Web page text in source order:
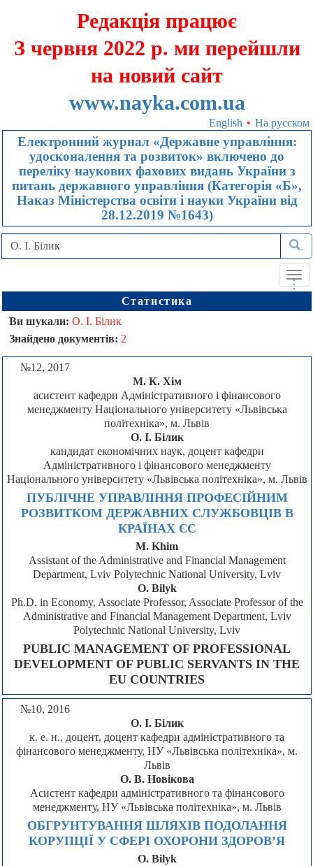
Редакція працює
З червня 2022 р. ми перейшли
на новий сайт
www.nayka.com.ua
English • На русском
Електронний журнал «Державне управління:
удосконалення та розвиток» включено до
переліку наукових фахових видань України з
питань державного управління (Категорія «Б»,
Наказ Міністерства освіти і науки України від
28.12.2019 №1643)
...
Статистика
Ви шукали: О. І. Білик
Знайдено документів: 2
№12, 2017
М. К. Хім
асистент кафедри Адміністративного і фінансового
менеджменту Національного університету «Львівська
політехніка», м. Львів
О. І. Білик
кандидат економічних наук, доцент кафедри
Адміністративного і фінансового менеджменту
Національного університету «Львівська політехніка», м. Львів
ПУБЛІЧНЕ УПРАВЛІННЯ ПРОФЕСІЙНИМ
РОЗВИТКОМ ДЕРЖАВНИХ СЛУЖБОВЦІВ В
КРАЇНАХ ЄС
M. Khim
Assistant of the Administrative and Financial Management
Department, Lviv Polytechnic National University, Lviv
O. Bilyk
Ph.D. in Economy, Associate Professor, Associate Professor of the
Administrative and Financial Management Department, Lviv
Polytechnic National University, Lviv
PUBLIC MANAGEMENT OF PROFESSIONAL
DEVELOPMENT OF PUBLIC SERVANTS IN THE
EU COUNTRIES
№10, 2016
О. І. Білик
к. е. н., доцент, доцент кафедри адміністративного та
фінансового менеджменту, НУ «Львівська політехніка», м.
Львів
О. В. Новікова
Асистент кафедри адміністративного та фінансового
менеджменту, НУ «Львівська політехніка», м. Львів
ОБГРУНТУВАННЯ ШЛЯХІВ ПОДОЛАННЯ
КОРУПЦІЇ У СФЕРІ ОХОРОНИ ЗДОРОВ’Я
O. Bilyk